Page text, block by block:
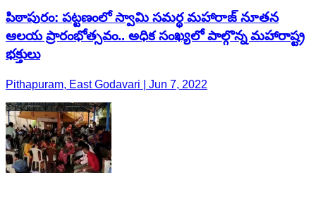
పిఠాపురం: ప‌ట్ట‌ణంలో స్వామి సమర్థ మహారాజ్ నూతన
ఆలయ ప్రారంభోత్సవం.. అధిక సంఖ్యలో పాల్గొన్న మహారాష్ట్ర
భ‌క్తులు
Pithapuram, East Godavari | Jun 7, 2022